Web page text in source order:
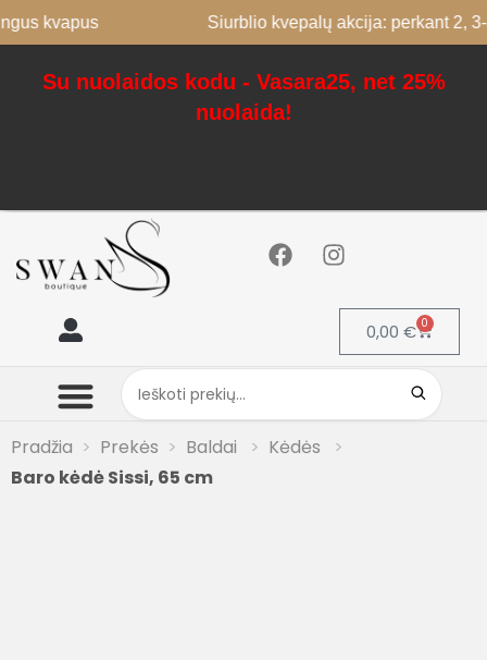
Siurblio kvepalų akcija: perkant 2, 3-as
Su nuolaidos kodu - Vasara25, net 25%
nuolaida!
0,00 € 0
Pradžia Prekės Baldai
Kėdės
Baro kėdė Sissi, 65 cm